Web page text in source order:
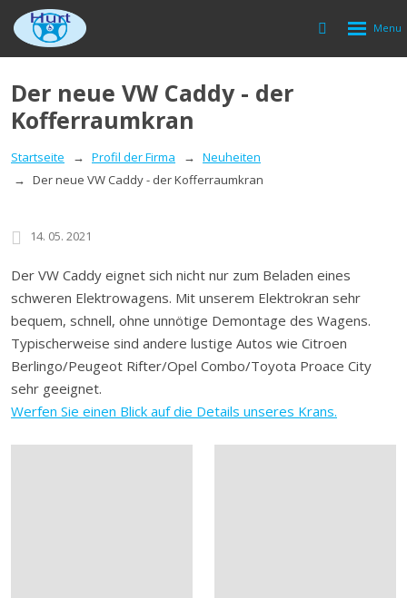
Vyhledávání
Rozbalení
Der neue VW Caddy - der
Kofferraumkran
Startseite Profil der Firma
Neuheiten
Der neue VW Caddy - der Kofferraumkran
14. 05. 2021
Der VW Caddy eignet sich nicht nur zum Beladen eines
schweren Elektrowagens. Mit unserem Elektrokran sehr
bequem, schnell, ohne unnötige Demontage des Wagens.
Typischerweise sind andere lustige Autos wie Citroen
Berlingo/Peugeot Rifter/Opel Combo/Toyota Proace City
sehr geeignet.
Werfen Sie einen Blick auf die Details unseres Krans.